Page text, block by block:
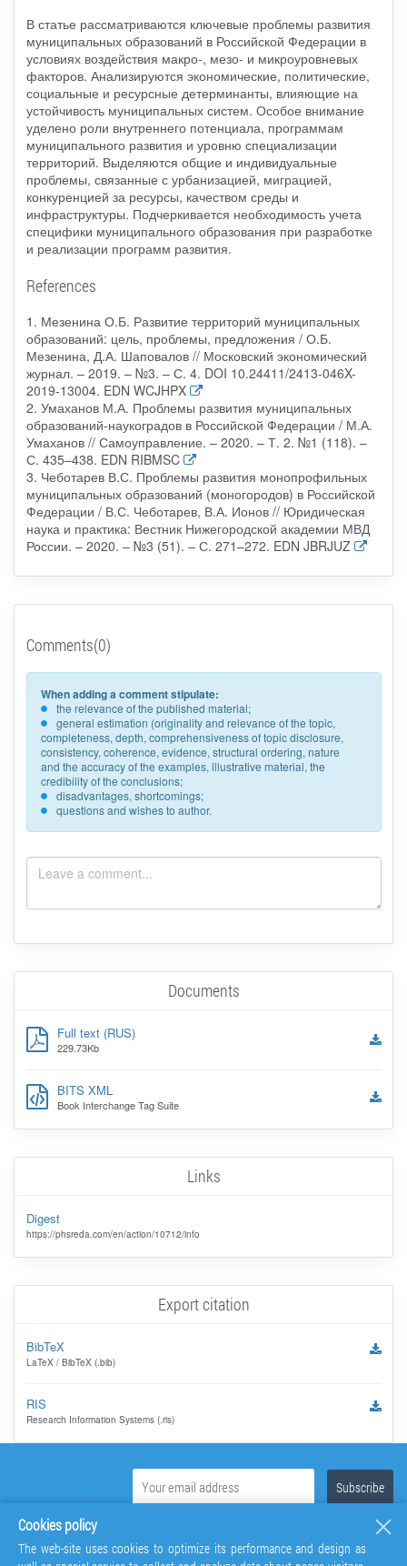
В статье рассматриваются ключевые проблемы развития
муниципальных образований в Российской Федерации в
условиях воздействия макро-, мезо- и микроуровневых
факторов. Анализируются экономические, политические,
социальные и ресурсные детерминанты, влияющие на
устойчивость муниципальных систем. Особое внимание
уделено роли внутреннего потенциала, программам
муниципального развития и уровню специализации
территорий. Выделяются общие и индивидуальные
проблемы, связанные с урбанизацией, миграцией,
конкуренцией за ресурсы, качеством среды и
инфраструктуры. Подчеркивается необходимость учета
специфики муниципального образования при разработке
и реализации программ развития.
References
1. Мезенина О.Б. Развитие территорий муниципальных
образований: цель, проблемы, предложения / О.Б.
Мезенина, Д.А. Шаповалов // Московский экономический
журнал. – 2019. – №3. – С. 4. DOI 10.24411/2413-046X-
2019-13004. EDN WCJHPX
2. Умаханов М.А. Проблемы развития муниципальных
образований-наукоградов в Российской Федерации / М.А.
Умаханов // Самоуправление. – 2020. – Т. 2. №1 (118). –
С. 435–438. EDN RIBMSC
3. Чеботарев В.С. Проблемы развития монопрофильных
муниципальных образований (моногородов) в Российской
Федерации / В.С. Чеботарев, В.А. Ионов // Юридическая
наука и практика: Вестник Нижегородской академии МВД
России. – 2020. – №3 (51). – С. 271–272. EDN JBRJUZ
Comments(0)
When adding a comment stipulate:
the relevance of the published material;
general estimation (originality and relevance of the topic,
completeness, depth, comprehensiveness of topic disclosure,
consistency, coherence, evidence, structural ordering, nature
and the accuracy of the examples, illustrative material, the
credibility of the conclusions;
disadvantages, shortcomings;
questions and wishes to author.
Documents
Full text (RUS)
229.73Kb
BITS XML
Book Interchange Tag Suite
Links
Digest
https://phsreda.com/en/action/10712/info
Export citation
BibTeX
LaTeX / BibTeX (.bib)
RIS
Research Information Systems (.ris)
Cookies policy
The web-site uses cookies to optimize its performance and design as